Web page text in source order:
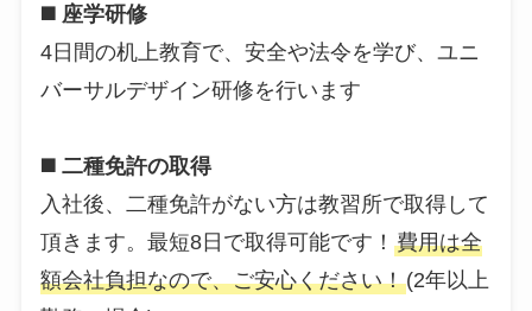
◼️ 座学研修
4日間の机上教育で、安全や法令を学び、ユニ
バーサルデザイン研修を行います
◼️ 二種免許の取得
入社後、二種免許がない方は教習所で取得して
頂きます。最短8日で取得可能です！費用は全
額会社負担なので、ご安心ください！(2年以上